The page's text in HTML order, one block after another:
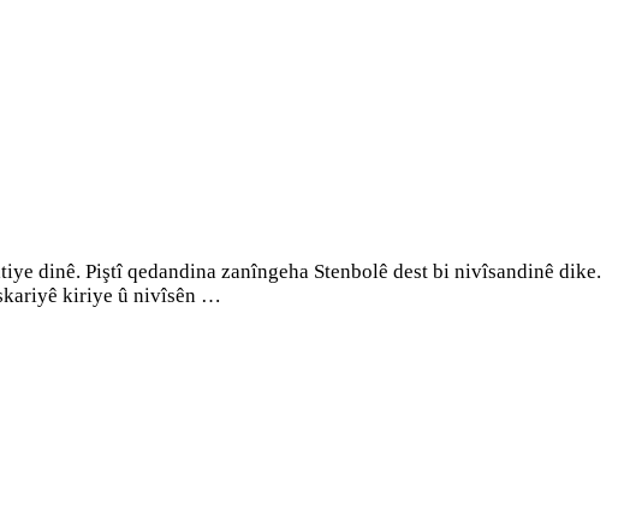
dinê. Piştî qedandina zanîngeha Stenbolê dest bi nivîsandinê dike.
kiriye û nivîsên …